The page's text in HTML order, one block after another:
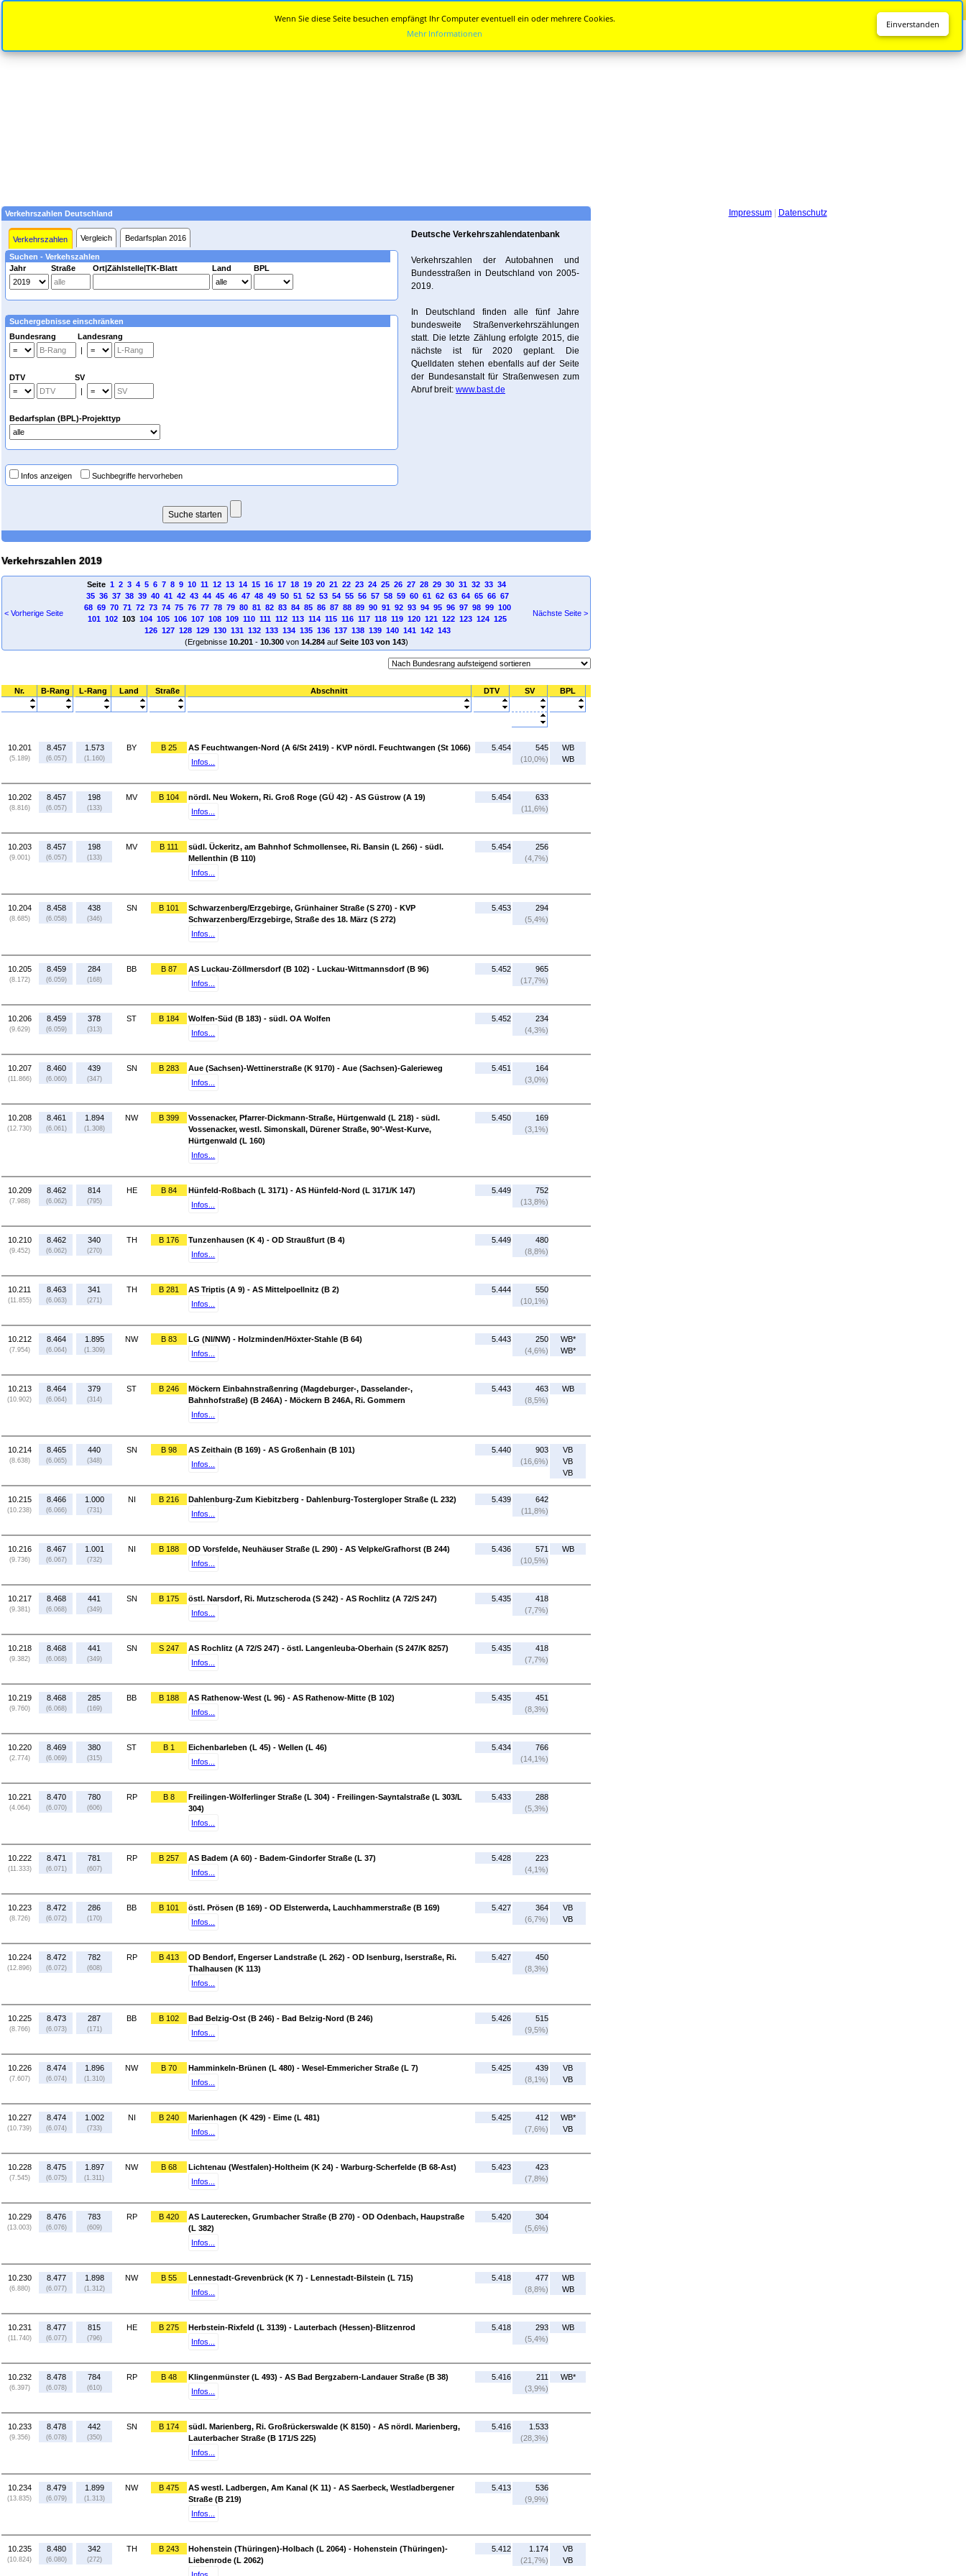
Verkehrszahlen Deutschland
Verkehrszahlen Vergleich Bedarfsplan 2016
Suchen - Verkehszahlen
Jahr
Straße Ort|Zählstelle|TK-Blatt Land BPL
Suchergebnisse einschränken
Bundesrang Landesrang
|
DTV SV
|
Bedarfsplan (BPL)-Projekttyp
Infos anzeigen Suchbegriffe hervorheben
Deutsche Verkehrszahlendatenbank
Verkehrszahlen der Autobahnen und
Bundesstraßen in Deutschland von 2005-
2019.
In Deutschland finden alle fünf Jahre
bundesweite Straßenverkehrszählungen
statt. Die letzte Zählung erfolgte 2015, die
nächste ist für 2020 geplant. Die
Quelldaten stehen ebenfalls auf der Seite
der Bundesanstalt für Straßenwesen zum
Abruf breit: www.bast.de
Verkehrszahlen 2019
< Vorherige Seite
Seite 1 2 3 4 5 6 7 8 9 10 11 12 13 14 15 16 17 18 19 20 21 22 23 24 25 26 27 28 29 30 31 32 33 34
35 36 37 38 39 40 41 42 43 44 45 46 47 48 49 50 51 52 53 54 55 56 57 58 59 60 61 62 63 64 65 66 67
68 69 70 71 72 73 74 75 76 77 78 79 80 81 82 83 84 85 86 87 88 89 90 91 92 93 94 95 96 97 98 99 100
101 102 103 104 105 106 107 108 109 110 111 112 113 114 115 116 117 118 119 120 121 122 123 124 125
126 127 128 129 130 131 132 133 134 135 136 137 138 139 140 141 142 143
(Ergebnisse 10.201- 10.300von 14.284auf Seite 103 von 143)
Nächste Seite >
Nr. B-Rang L-Rang Land Straße Abschnitt DTV SV BPL
10.201
(5.189)
8.457
(6.057)
1.573
(1.160)
BY B 25
AS Feuchtwangen-Nord (A 6/St 2419) - KVP nördl. Feuchtwangen (St 1066)
Infos...
5.454
545
(10,0%)
WB
WB
10.202
(8.816)
8.457
(6.057)
198
(133)
MV B 104
nördl. Neu Wokern, Ri. Groß Roge (GÜ 42) - AS Güstrow (A 19)
Infos...
5.454
633
(11,6%)
10.203
(9.001)
8.457
(6.057)
198
(133)
MV B 111
südl. Ückeritz, am Bahnhof Schmollensee, Ri. Bansin (L 266) - südl.
Mellenthin (B 110)
Infos...
5.454
256
(4,7%)
10.204
(8.685)
8.458
(6.058)
438
(346)
SN B 101
Schwarzenberg/Erzgebirge, Grünhainer Straße (S 270) - KVP
Schwarzenberg/Erzgebirge, Straße des 18. März (S 272)
Infos...
5.453
294
(5,4%)
10.205
(8.172)
8.459
(6.059)
284
(168)
BB B 87
AS Luckau-Zöllmersdorf (B 102) - Luckau-Wittmannsdorf (B 96)
Infos...
5.452
965
(17,7%)
10.206
(9.629)
8.459
(6.059)
378
(313)
ST B 184
Wolfen-Süd (B 183) - südl. OA Wolfen
Infos...
5.452
234
(4,3%)
10.207
(11.866)
8.460
(6.060)
439
(347)
SN B 283
Aue (Sachsen)-Wettinerstraße (K 9170) - Aue (Sachsen)-Galerieweg
Infos...
5.451
164
(3,0%)
10.208
(12.730)
8.461
(6.061)
1.894
(1.308)
NW B 399
Vossenacker, Pfarrer-Dickmann-Straße, Hürtgenwald (L 218) - südl.
Vossenacker, westl. Simonskall, Dürener Straße, 90°-West-Kurve,
Hürtgenwald (L 160)
Infos...
5.450
169
(3,1%)
10.209
(7.988)
8.462
(6.062)
814
(795)
HE B 84
Hünfeld-Roßbach (L 3171) - AS Hünfeld-Nord (L 3171/K 147)
Infos...
5.449
752
(13,8%)
10.210
(9.452)
8.462
(6.062)
340
(270)
TH B 176
Tunzenhausen (K 4) - OD Straußfurt (B 4)
Infos...
5.449
480
(8,8%)
10.211
(11.855)
8.463
(6.063)
341
(271)
TH B 281
AS Triptis (A 9) - AS Mittelpoellnitz (B 2)
Infos...
5.444
550
(10,1%)
10.212
(7.954)
8.464
(6.064)
1.895
(1.309)
NW B 83
LG (NI/NW) - Holzminden/Höxter-Stahle (B 64)
Infos...
5.443
250
(4,6%)
WB*
WB*
10.213
(10.902)
8.464
(6.064)
379
(314)
ST B 246
Möckern Einbahnstraßenring (Magdeburger-, Dasselander-,
Bahnhofstraße) (B 246A) - Möckern B 246A, Ri. Gommern
Infos...
5.443
463
(8,5%)
WB
10.214
(8.638)
8.465
(6.065)
440
(348)
SN B 98
AS Zeithain (B 169) - AS Großenhain (B 101)
Infos...
5.440
903
(16,6%)
VB
VB
VB
10.215
(10.238)
8.466
(6.066)
1.000
(731)
NI B 216
Dahlenburg-Zum Kiebitzberg - Dahlenburg-Tostergloper Straße (L 232)
Infos...
5.439
642
(11,8%)
10.216
(9.736)
8.467
(6.067)
1.001
(732)
NI B 188
OD Vorsfelde, Neuhäuser Straße (L 290) - AS Velpke/Grafhorst (B 244)
Infos...
5.436
571
(10,5%)
WB
10.217
(9.381)
8.468
(6.068)
441
(349)
SN B 175
östl. Narsdorf, Ri. Mutzscheroda (S 242) - AS Rochlitz (A 72/S 247)
Infos...
5.435
418
(7,7%)
10.218
(9.382)
8.468
(6.068)
441
(349)
SN S 247
AS Rochlitz (A 72/S 247) - östl. Langenleuba-Oberhain (S 247/K 8257)
Infos...
5.435
418
(7,7%)
10.219
(9.760)
8.468
(6.068)
285
(169)
BB B 188
AS Rathenow-West (L 96) - AS Rathenow-Mitte (B 102)
Infos...
5.435
451
(8,3%)
10.220
(2.774)
8.469
(6.069)
380
(315)
ST B 1
Eichenbarleben (L 45) - Wellen (L 46)
Infos...
5.434
766
(14,1%)
10.221
(4.064)
8.470
(6.070)
780
(606)
RP B 8
Freilingen-Wölferlinger Straße (L 304) - Freilingen-Sayntalstraße (L 303/L
304)
Infos...
5.433
288
(5,3%)
10.222
(11.333)
8.471
(6.071)
781
(607)
RP B 257
AS Badem (A 60) - Badem-Gindorfer Straße (L 37)
Infos...
5.428
223
(4,1%)
10.223
(8.726)
8.472
(6.072)
286
(170)
BB B 101
östl. Prösen (B 169) - OD Elsterwerda, Lauchhammerstraße (B 169)
Infos...
5.427
364
(6,7%)
VB
VB
10.224
(12.896)
8.472
(6.072)
782
(608)
RP B 413
OD Bendorf, Engerser Landstraße (L 262) - OD Isenburg, Iserstraße, Ri.
Thalhausen (K 113)
Infos...
5.427
450
(8,3%)
10.225
(8.766)
8.473
(6.073)
287
(171)
BB B 102
Bad Belzig-Ost (B 246) - Bad Belzig-Nord (B 246)
Infos...
5.426
515
(9,5%)
10.226
(7.607)
8.474
(6.074)
1.896
(1.310)
NW B 70
Hamminkeln-Brünen (L 480) - Wesel-Emmericher Straße (L 7)
Infos...
5.425
439
(8,1%)
VB
VB
10.227
(10.739)
8.474
(6.074)
1.002
(733)
NI B 240
Marienhagen (K 429) - Eime (L 481)
Infos...
5.425
412
(7,6%)
WB*
VB
10.228
(7.545)
8.475
(6.075)
1.897
(1.311)
NW B 68
Lichtenau (Westfalen)-Holtheim (K 24) - Warburg-Scherfelde (B 68-Ast)
Infos...
5.423
423
(7,8%)
10.229
(13.003)
8.476
(6.076)
783
(609)
RP B 420
AS Lauterecken, Grumbacher Straße (B 270) - OD Odenbach, Haupstraße
(L 382)
Infos...
5.420
304
(5,6%)
10.230
(6.880)
8.477
(6.077)
1.898
(1.312)
NW B 55
Lennestadt-Grevenbrück (K 7) - Lennestadt-Bilstein (L 715)
Infos...
5.418
477
(8,8%)
WB
WB
10.231
(11.740)
8.477
(6.077)
815
(796)
HE B 275
Herbstein-Rixfeld (L 3139) - Lauterbach (Hessen)-Blitzenrod
Infos...
5.418
293
(5,4%)
WB
10.232
(6.397)
8.478
(6.078)
784
(610)
RP B 48
Klingenmünster (L 493) - AS Bad Bergzabern-Landauer Straße (B 38)
Infos...
5.416
211
(3,9%)
WB*
10.233
(9.356)
8.478
(6.078)
442
(350)
SN B 174
südl. Marienberg, Ri. Großrückerswalde (K 8150) - AS nördl. Marienberg,
Lauterbacher Straße (B 171/S 225)
Infos...
5.416
1.533
(28,3%)
10.234
(13.835)
8.479
(6.079)
1.899
(1.313)
NW B 475
AS westl. Ladbergen, Am Kanal (K 11) - AS Saerbeck, Westladbergener
Straße (B 219)
Infos...
5.413
536
(9,9%)
10.235
(10.824)
8.480
(6.080)
342
(272)
TH B 243
Hohenstein (Thüringen)-Holbach (L 2064) - Hohenstein (Thüringen)-
Liebenrode (L 2062)
5.412
1.174
(21,7%)
VB
VB
Impressum| Datenschutz
Einverstanden
Wenn Sie diese Seite besuchen empfängt Ihr Computer eventuell ein oder mehrere Cookies.
Mehr Informationen